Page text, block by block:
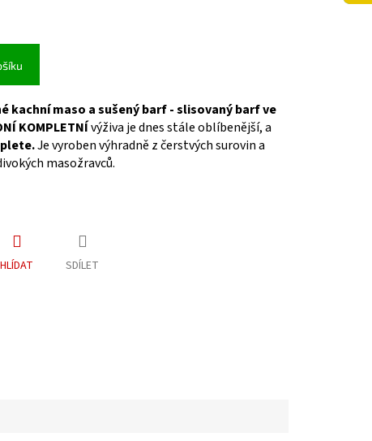
kachní maso a sušený barf -slisovaný barf ve
KOMPLETNÍvýživa je dnes stále oblíbenější, a
.Je vyroben výhradně z čerstvých surovin a
masožravců.
HLÍDAT SDÍLET